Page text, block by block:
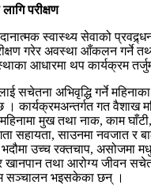
परीक्षण
स्वास्थ्य सेवाको
गरेर अवस्था आँकलन गर्ने
आधारमा थप कार्यक्रम
सचेतना अभिवृद्धि गर्ने
कार्यक्रमअन्तर्गत गत वैशाख
मुख तथा नाक, काम
सहायता, साउनमा नवजात र
उच्च रक्तचाप, असोजमा
खानपान तथा आरोग्य जीवन
सञ्चालन भइसकेका छन् ।